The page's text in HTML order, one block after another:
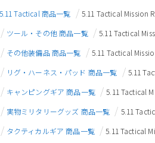
5.11 Tactical 商品一覧
5.11 Tactical Mission
ツール・その他 商品一覧
5.11 Tactical
その他装備品 商品一覧
5.11 Tactical
リグ・ハーネス・パッド 商品一覧
5.11
キャンピングギア 商品一覧
5.11 Tactical
実物ミリタリーグッズ 商品一覧
5.11
タクティカルギア 商品一覧 5.11 Tactical